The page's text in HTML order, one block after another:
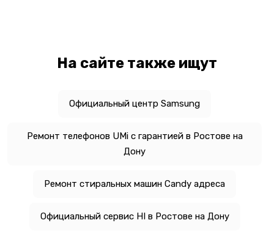
На сайте также ищут
Официальный центр Samsung
Ремонт телефонов UMi с гарантией в Ростове на
Дону
Ремонт стиральных машин Candy адреса
Официальный сервис HI в Ростове на Дону